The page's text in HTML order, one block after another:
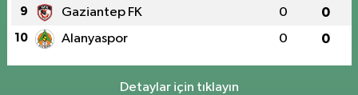
9 Gaziantep FK 0 0
10 Alanyaspor 0 0
Detaylar için tıklayın